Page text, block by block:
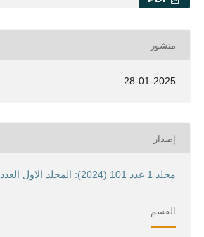
منشور
28-01-2025
إصدار
مجلد 1 عدد 101 (2024): المجلد الاول العدد 101 لسنة 2024
القسم